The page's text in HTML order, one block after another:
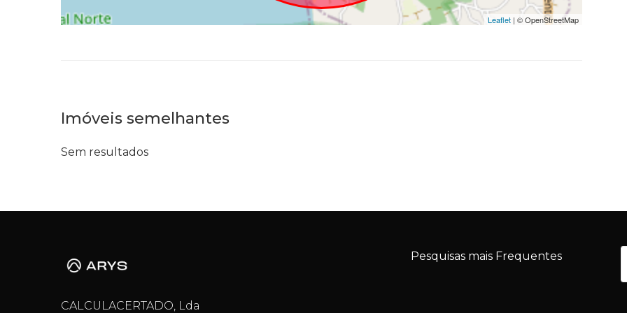
Leaflet | © OpenStreetMap
Imóveis semelhantes
Sem resultados
CALCULACERTADO, Lda
Pesquisas mais Frequentes